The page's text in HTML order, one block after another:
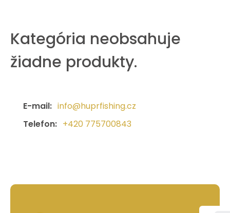
Kategória neobsahuje
žiadne produkty.
E-mail: info@huprfishing.cz
Telefon: +420 775700843